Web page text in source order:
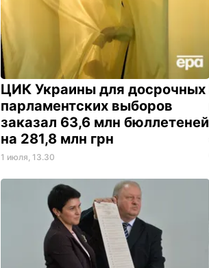
ЦИК Украины для досрочных
парламентских выборов
заказал 63,6 млн бюллетеней
на 281,8 млн грн
1 июля, 13.30